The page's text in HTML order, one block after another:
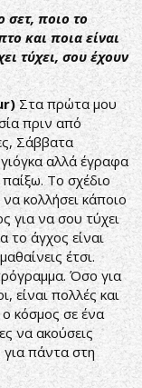
σετ, ποιο το
και ποια είναι
τύχει, σου έχουν
Στα πρώτα μου
πριν από
Σάββατα
αλλά έγραφα
Το σχέδιο
κολλήσει κάποιο
για να σου τύχει
το άγχος είναι
έτσι.
Όσο για
είναι πολλές και
κόσμος σε ένα
να ακούσεις
πάντα στη